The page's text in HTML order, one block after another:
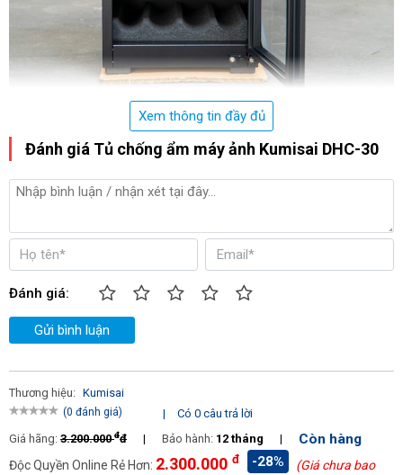
Chi tiết bên trong tủ chống ẩm máy ảnh Kumisai DHC-30
Ngăn tủ
Xem thông tin đầy đủ
Đánh giá Tủ chống ẩm máy ảnh Kumisai DHC-30
Đánh giá:
Gửi bình luận
Thương hiệu: Kumisai
(0 đánh giá) |
Có 0 câu trả lời
Giá hãng: 3.200.000đđ | Bảo hành: 12 tháng | Còn hàng
Độc Quyền Online Rẻ Hơn: 2.300.000 đ -28%
(Giá chưa bao